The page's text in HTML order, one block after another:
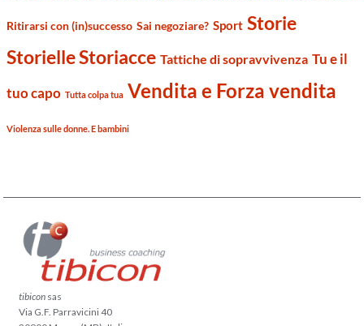
Ritirarsi con (in)successo Sai negoziare? Sport Storie
Storielle Storiacce Tattiche di sopravvivenza Tu e il
tuo capo Tutta colpa tua Vendita e Forza vendita
Violenza sulle donne. E bambini
tibicon sas
Via G.F. Parravicini 40